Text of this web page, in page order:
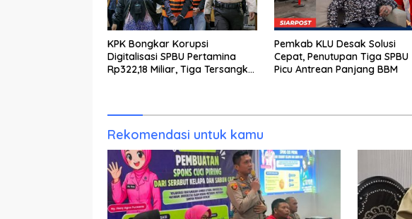
KPK Bongkar Korupsi
Digitalisasi SPBU Pertamina
Rp322,18 Miliar, Tiga Tersangka
Pemkab KLU Desak Solusi
Cepat, Penutupan Tiga SPBU
Picu Antrean Panjang BBM
Rekomendasi untuk kamu